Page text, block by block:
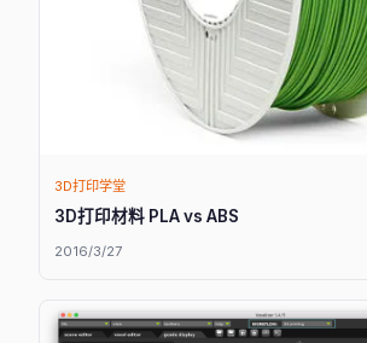
3D打印学堂
3D打印材料 PLA vs ABS
2016/3/27